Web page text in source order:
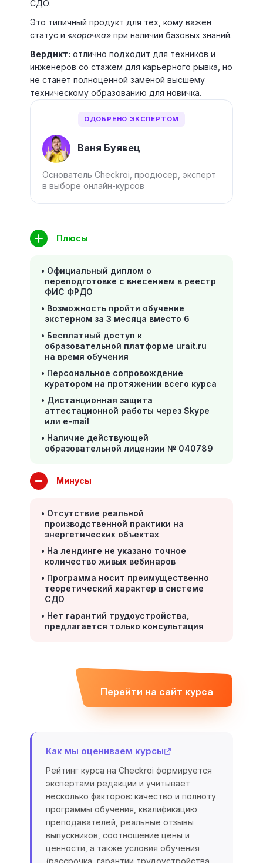
СДО.
Это типичный продукт для тех, кому важен
статус и «корочка» при наличии базовых знаний.
Вердикт: отлично подходит для техников и
инженеров со стажем для карьерного рывка, но
не станет полноценной заменой высшему
техническому образованию для новичка.
ОДОБРЕНО ЭКСПЕРТОМ
Ваня Буявец
Основатель Checkroi, продюсер, эксперт
в выборе онлайн-курсов
Плюсы
Официальный диплом о
переподготовке с внесением в реестр
ФИС ФРДО
Возможность пройти обучение
экстерном за 3 месяца вместо 6
Бесплатный доступ к
образовательной платформе urait.ru
на время обучения
Персональное сопровождение
куратором на протяжении всего курса
Дистанционная защита
аттестационной работы через Skype
или e-mail
Наличие действующей
образовательной лицензии № 040789
Минусы
Отсутствие реальной
производственной практики на
энергетических объектах
На лендинге не указано точное
количество живых вебинаров
Программа носит преимущественно
теоретический характер в системе
СДО
Нет гарантий трудоустройства,
предлагается только консультация
Перейти на сайт курса
Как мы оцениваем курсы
Рейтинг курса на Checkroi формируется
экспертами редакции и учитывает
несколько факторов: качество и полноту
программы обучения, квалификацию
преподавателей, реальные отзывы
выпускников, соотношение цены и
ценности, а также условия обучения